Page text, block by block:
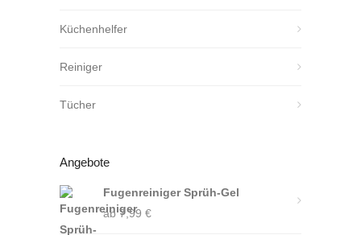
Küchenhelfer
Reiniger
Tücher
Angebote
Fugenreiniger Sprüh-Gel
ab7,99 €